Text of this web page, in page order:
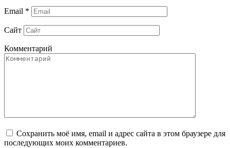
Email *
Сайт
Комментарий
Сохранить моё имя, email и адрес сайта в этом браузере для
последующих моих комментариев.